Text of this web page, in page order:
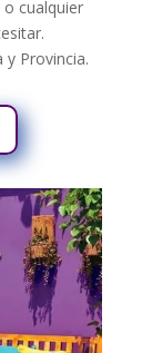
o cualquier
Provincia.